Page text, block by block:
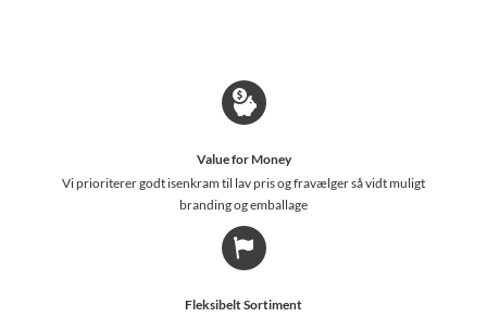
Value for Money
Vi prioriterer godt isenkram til lav pris og fravælger så vidt muligt
branding og emballage
Fleksibelt Sortiment